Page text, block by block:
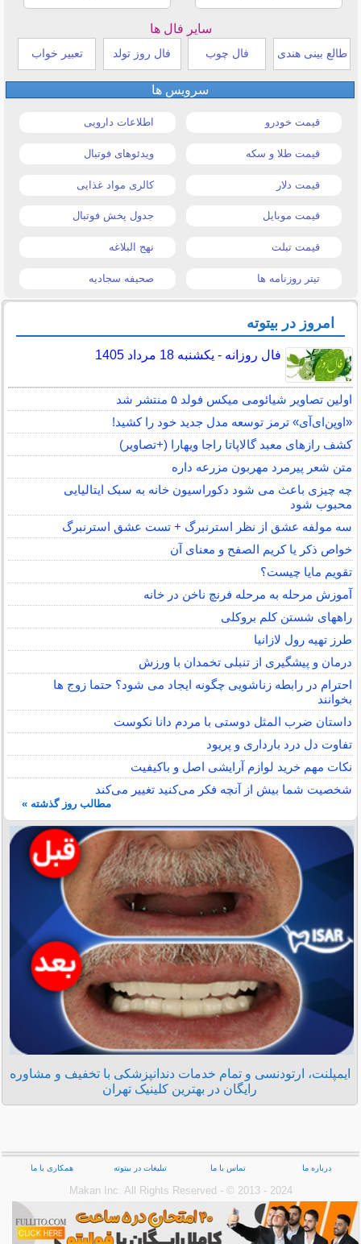
سایر فال ها
طالع بینی هندی فال چوب فال روز تولد تعبیر خواب
سرویس ها
قیمت خودرو اطلاعات دارویی
قیمت طلا و سکه ویدئوهای فوتبال
قیمت دلار کالری مواد غذایی
قیمت موبایل جدول پخش فوتبال
قیمت تبلت نهج البلاغه
تیتر روزنامه ها صحیفه سجادیه
امروز در بیتوته
فال روزانه - یکشنبه 18 مرداد 1405
اولین تصاویر شیائومی میکس فولد ۵ منتشر شد
«اوپن‌ای‌آی» ترمز توسعه مدل جدید خود را کشید!
کشف رازهای معبد گالاپاتا راجا ویهارا (+تصاویر)
متن شعر پیرمرد مهربون مزرعه داره
چه چیزی باعث می شود دکوراسیون خانه به سبک ایتالیایی
محبوب شود
سه مولفه عشق از نظر استرنبرگ + تست عشق استرنبرگ
خواص ذکر یا کریم الصفح و معنای آن
تقویم مایا چیست؟
آموزش مرحله به مرحله فرنچ ناخن در خانه
راههای شستن کلم بروکلی
طرز تهیه رول لازانیا
درمان و پیشگیری از تنبلی تخمدان با ورزش
احترام در رابطه زناشویی چگونه ایجاد می شود؟ حتما زوج ها
بخوانند
داستان ضرب المثل دوستی با مردم دانا نكوست
تفاوت دل درد بارداری و پریود
نکات مهم خرید لوازم آرایشی اصل و باکیفیت
شخصیت شما بیش از آنچه فکر می‌کنید تغییر می‌کند
مطالب روز گذشته »
ایمپلنت، ارتودنسی و تمام خدمات دندانپزشکی با تخفیف و مشاوره
رایگان در بهترین کلینیک تهران
درباره ما تماس با ما تبلیغات در بیتوته همکاری با ما
Makan Inc.‎ All Rights Reserved - © 2013 - 2024